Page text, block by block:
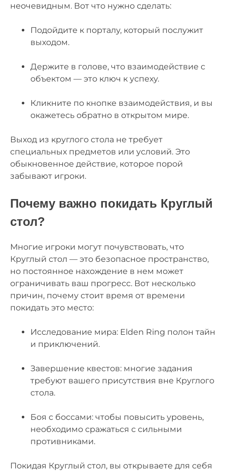
неочевидным. Вот что нужно сделать:
Подойдите к порталу, который послужит
выходом.
Держите в голове, что взаимодействие с
объектом — это ключ к успеху.
Кликните по кнопке взаимодействия, и вы
окажетесь обратно в открытом мире.
Выход из круглого стола не требует
специальных предметов или условий. Это
обыкновенное действие, которое порой
забывают игроки.
Почему важно покидать Круглый
стол?
Многие игроки могут почувствовать, что
Круглый стол — это безопасное пространство,
но постоянное нахождение в нем может
ограничивать ваш прогресс. Вот несколько
причин, почему стоит время от времени
покидать это место:
Исследование мира: Elden Ring полон тайн
и приключений.
Завершение квестов: многие задания
требуют вашего присутствия вне Круглого
стола.
Боя с боссами: чтобы повысить уровень,
необходимо сражаться с сильными
противниками.
Покидая Круглый стол, вы открываете для себя